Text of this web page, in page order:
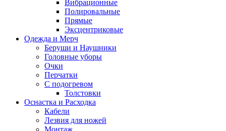
Вибрационные
Полировальные
Прямые
Эксцентриковые
Одежда и Мерч
Беруши и Наушники
Головные уборы
Очки
Перчатки
С подогревом
Толстовки
Оснастка и Расходка
Кабели
Лезвия для ножей
Монтаж